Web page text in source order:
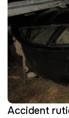
Accident